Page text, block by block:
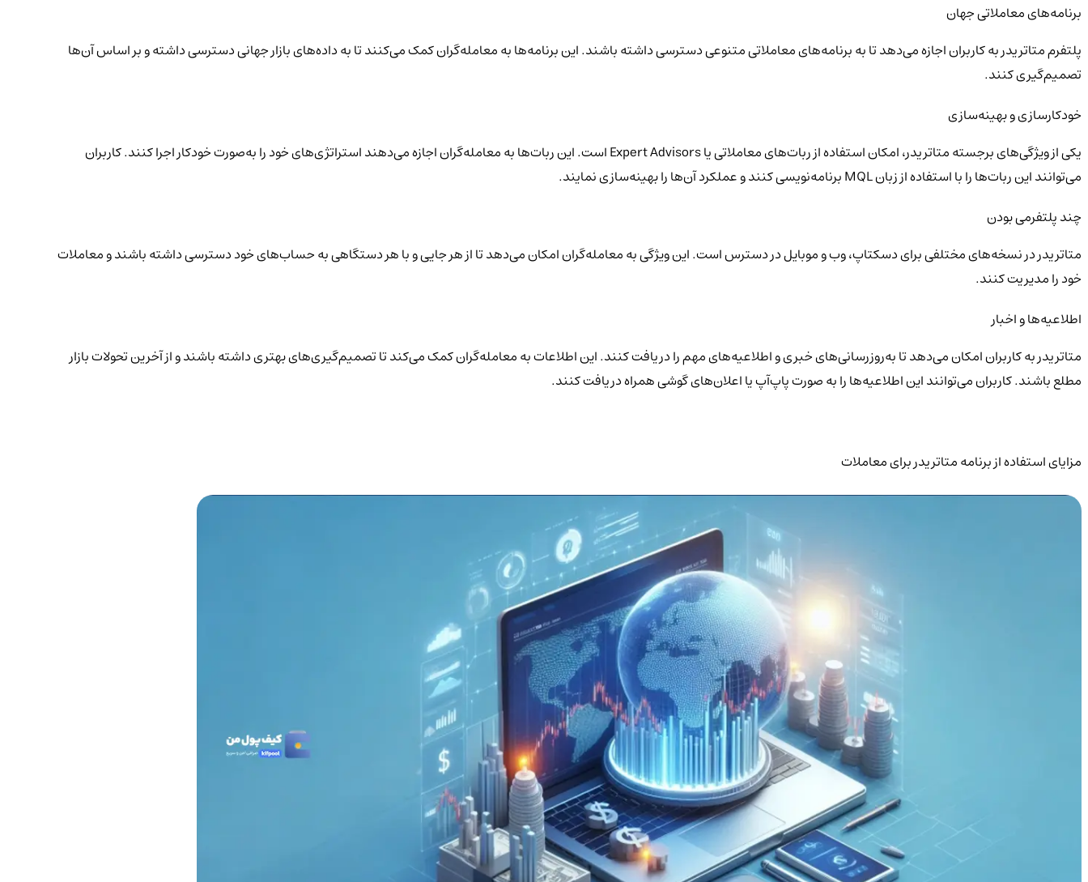
برنامه‌های معاملاتی جهان
پلتفرم متاتریدر به کاربران اجازه می‌دهد تا به برنامه‌های معاملاتی متنوعی دسترسی داشته باشند. این برنامه‌ها به معامله‌گران کمک می‌کنند تا به داده‌های بازار جهانی دسترسی داشته و بر اساس آن‌ها
تصمیم‌گیری کنند.
خودکارسازی و بهینه‌سازی
یکی از ویژگی‌های برجسته متاتریدر، امکان استفاده از ربات‌های معاملاتی یا Expert Advisors است. این ربات‌ها به معامله‌گران اجازه می‌دهند استراتژی‌های خود را به‌صورت خودکار اجرا کنند. کاربران
می‌توانند این ربات‌ها را با استفاده از زبان MQL برنامه‌نویسی کنند و عملکرد آن‌ها را بهینه‌سازی نمایند.
چند پلتفرمی بودن
متاتریدر در نسخه‌های مختلفی برای دسکتاپ، وب و موبایل در دسترس است. این ویژگی به معامله‌گران امکان می‌دهد تا از هر جایی و با هر دستگاهی به حساب‌های خود دسترسی داشته باشند و معاملات
خود را مدیریت کنند.
اطلاعیه‌ها و اخبار
متاتریدر به کاربران امکان می‌دهد تا به‌روزرسانی‌های خبری و اطلاعیه‌های مهم را دریافت کنند. این اطلاعات به معامله‌گران کمک می‌کند تا تصمیم‌گیری‌های بهتری داشته باشند و از آخرین تحولات بازار
مطلع باشند. کاربران می‌توانند این اطلاعیه‌ها را به صورت پاپ‌آپ یا اعلان‌های گوشی همراه دریافت کنند.
مزایای استفاده از برنامه متاتریدر برای معاملات